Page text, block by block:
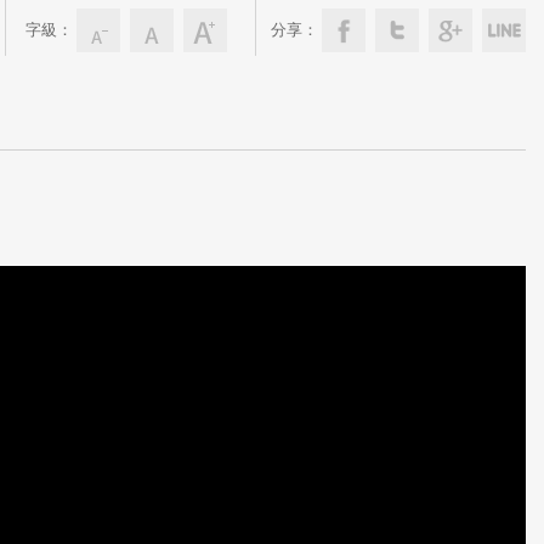
字級： 分享：